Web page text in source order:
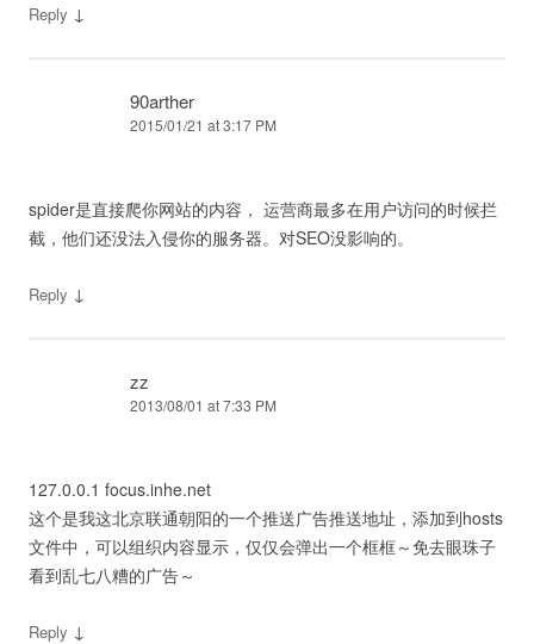
Reply ↓
90arther
2015/01/21 at 3:17 PM
spider是直接爬你网站的内容， 运营商最多在用户访问的时候拦
截，他们还没法入侵你的服务器。对SEO没影响的。
Reply ↓
zz
2013/08/01 at 7:33 PM
127.0.0.1 focus.inhe.net
这个是我这北京联通朝阳的一个推送广告推送地址，添加到hosts
文件中，可以组织内容显示，仅仅会弹出一个框框～免去眼珠子
看到乱七八糟的广告～
Reply ↓